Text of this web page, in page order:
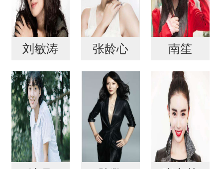
刘敏涛 张龄心 南笙